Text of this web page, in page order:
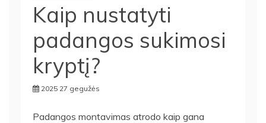
Kaip nustatyti
padangos sukimosi
kryptį?
2025 27 gegužės
Padangos montavimas atrodo kaip gana